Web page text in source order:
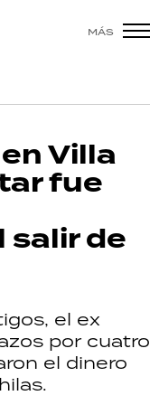
MÁS
Villa
fue
salir de
el ex
por cuatro
el dinero